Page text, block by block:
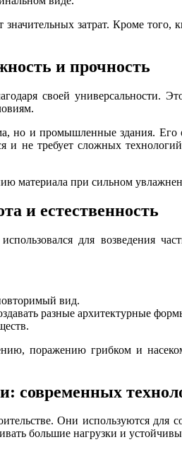
затрат. Кроме того,
и прочность
своей
но и промышленные здания. Его
не требует сложных
материала при сильном
и естественность
для возведения
вид.
разные архитектурные
поражению грибком и
современных
Они используются для
большие нагрузки и